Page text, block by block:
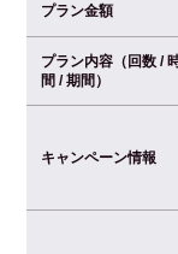
プラン金額
プラン内容（回数 /
間 / 期間）
キャンペーン情報